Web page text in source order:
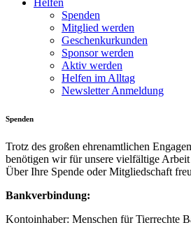
Helfen
Spenden
Mitglied werden
Geschenkurkunden
Sponsor werden
Aktiv werden
Helfen im Alltag
Newsletter Anmeldung
Spenden
Trotz des großen ehrenamtlichen
benötigen wir für unsere vielfältige
Über Ihre Spende oder Mitgliedschaft
Bankverbindung:
Kontoinhaber: Menschen für Tierrechte